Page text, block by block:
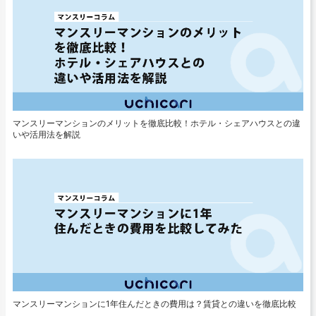
マンスリーマンションのメリットを徹底比較！ホテル・シェアハウスとの違
いや活用法を解説
マンスリーマンションに1年住んだときの費用は？賃貸との違いを徹底比較